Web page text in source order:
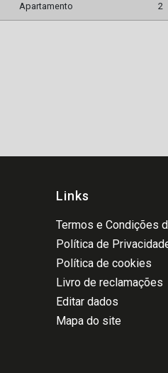
Apartamento 2
Links
Termos e Condições
Política de
Política de cookies
Livro de reclamações
Editar dados
Mapa do site